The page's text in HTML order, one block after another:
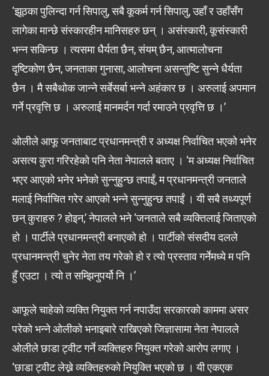
‘झूठका पुलिन्दा गर्न सिपालु, सबै कूकर्म गर्न सिपालु, उहाँ र उहाँसँग
लागेका मान्छे संस्कारहीन मानिसहरु छन् । असंस्कारी, कूसंस्कारी
भन्न सकिन्छ । त्यसमा धैर्यता छैन, संयम् छैन, आत्मालोचना
दृष्टिकोण छैन, जनताका गुनासा, आलोचना असन्तुष्टि सुन्ने धैर्यता
छैन । मै सबैथोक जान्ने सर्बेसर्बा भन्ने अहंकार छ । अरुलाई अपमान
गर्ने प्रवृत्ति छ । अरुलाई मानमर्दन गर्दा रमाउने प्रवृत्ति छ ।’
ओलीले आफू जनताबाट प्रधानमन्त्री र अध्यक्ष निर्वाचित भएको भनेर
असत्य कुरा गरिरहेको पनि नेता नेपालले बताए । ‘म अध्यक्ष निर्वाचित
भएर आएको भनेर भनेको सुन्नुहुन्छ तपाईं, म प्रधानमन्त्री जनताले
मलाई निर्वाचित गरेर आएको भन्ने सुन्नुहुन्छ तपाईं । यी सबै तथ्यपूर्ण
छन् कुराहरु ? होइन,’ नेपालले भने ‘जनताले सबै व्यक्तिलाई जिताएको
हो । पार्टीले प्रधानमन्त्री बनाएको हो । पार्टीको संसदीय दलले
प्रधानमन्त्री चुनेर नेता तय गरेको हो र त्यो प्रस्ताव गर्नेमध्ये म पनि
हुँ एउटा । त्यो त सम्झिनुपर्यो नि ।’
आफूले चाहेको व्यक्ति नियुक्त गर्न नपाउँदा सरकारको काममा असर
परेको भन्ने ओलीको भनाइबारे राखिएको जिज्ञासामा नेता नेपालले
ओलीले छाडा ट्वीट गर्ने व्यक्तिहरु नियुक्त गरेको आरोप लगाए ।
‘छाडा ट्वीट लेख्ने व्यक्तिहरुको नियुक्ति भएको छ । यी एकएक